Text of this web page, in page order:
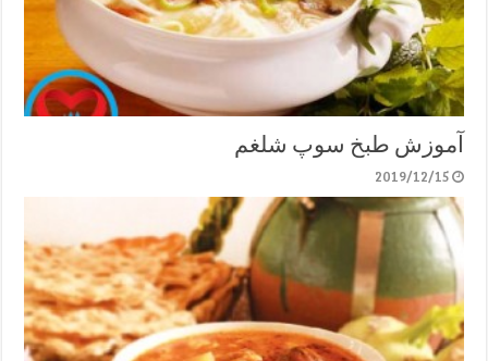
آموزش طبخ سوپ شلغم
2019/12/15